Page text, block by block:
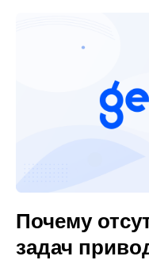
Почему
задач